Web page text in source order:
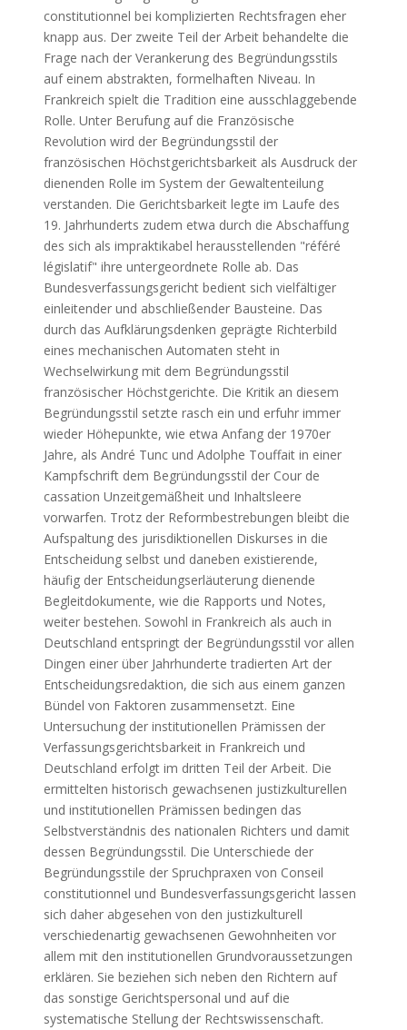
constitutionnel bei komplizierten Rechtsfragen eher
knapp aus. Der zweite Teil der Arbeit behandelte die
Frage nach der Verankerung des Begründungsstils
auf einem abstrakten, formelhaften Niveau. In
Frankreich spielt die Tradition eine ausschlaggebende
Rolle. Unter Berufung auf die Französische
Revolution wird der Begründungsstil der
französischen Höchstgerichtsbarkeit als Ausdruck der
dienenden Rolle im System der Gewaltenteilung
verstanden. Die Gerichtsbarkeit legte im Laufe des
19. Jahrhunderts zudem etwa durch die Abschaffung
des sich als impraktikabel herausstellenden "référé
législatif" ihre untergeordnete Rolle ab. Das
Bundesverfassungsgericht bedient sich vielfältiger
einleitender und abschließender Bausteine. Das
durch das Aufklärungsdenken geprägte Richterbild
eines mechanischen Automaten steht in
Wechselwirkung mit dem Begründungsstil
französischer Höchstgerichte. Die Kritik an diesem
Begründungsstil setzte rasch ein und erfuhr immer
wieder Höhepunkte, wie etwa Anfang der 1970er
Jahre, als André Tunc und Adolphe Touffait in einer
Kampfschrift dem Begründungsstil der Cour de
cassation Unzeitgemäßheit und Inhaltsleere
vorwarfen. Trotz der Reformbestrebungen bleibt die
Aufspaltung des jurisdiktionellen Diskurses in die
Entscheidung selbst und daneben existierende,
häufig der Entscheidungserläuterung dienende
Begleitdokumente, wie die Rapports und Notes,
weiter bestehen. Sowohl in Frankreich als auch in
Deutschland entspringt der Begründungsstil vor allen
Dingen einer über Jahrhunderte tradierten Art der
Entscheidungsredaktion, die sich aus einem ganzen
Bündel von Faktoren zusammensetzt. Eine
Untersuchung der institutionellen Prämissen der
Verfassungsgerichtsbarkeit in Frankreich und
Deutschland erfolgt im dritten Teil der Arbeit. Die
ermittelten historisch gewachsenen justizkulturellen
und institutionellen Prämissen bedingen das
Selbstverständnis des nationalen Richters und damit
dessen Begründungsstil. Die Unterschiede der
Begründungsstile der Spruchpraxen von Conseil
constitutionnel und Bundesverfassungsgericht lassen
sich daher abgesehen von den justizkulturell
verschiedenartig gewachsenen Gewohnheiten vor
allem mit den institutionellen Grundvoraussetzungen
erklären. Sie beziehen sich neben den Richtern auf
das sonstige Gerichtspersonal und auf die
systematische Stellung der Rechtswissenschaft.